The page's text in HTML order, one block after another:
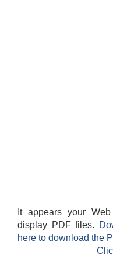
It appears your
display PDF files.
here to download the